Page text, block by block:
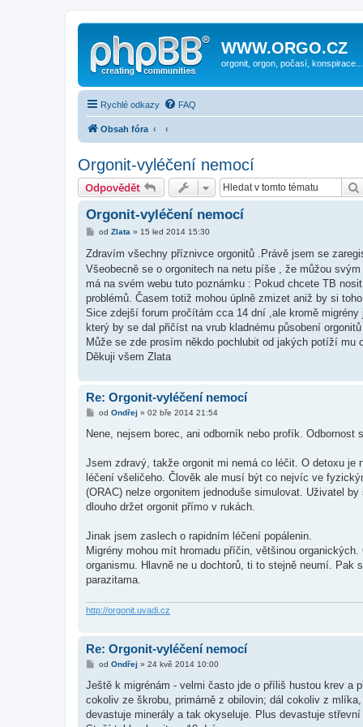
WWW.ORGO.CZ
orgonit, orgon, počasí, konspirace...
Rychlé odkazy FAQ
Obsah fóra
Orgonit-vyléčení nemocí
Odpovědět
Orgonit-vyléčení nemocí
P
í
s
p
ě
v
e
od Zlata » 15 led 2014 15:30
Zdravím všechny příznivce orgonitů .Právě jsem se
Všeobecně se o orgonitech na netu píše , že můžou
má na svém webu tuto poznámku : Pokud chcete TB
problémů. Časem totiž mohou úplně zmizet aniž by si
Sice zdejší forum pročítám cca 14 dní ,ale kromě
který by se dal přičíst na vrub kladnému působení
Může se zde prosím někdo pochlubit od jakých potíží mu
Děkuji všem Zlata
Re: Orgonit-vyléčení nemocí
P
í
ě
e
k
od Ondřej » 02 bře 2014 21:54
Nene, nejsem borec, ani odborník nebo profík. Odbornost
Jsem zdravý, takže orgonit mi nemá co léčit. O detoxu
léčení všeličeho. Člověk ale musí být co nejvíc ve
(ORAC) nelze orgonitem jednoduše simulovat. Uživatel
dlouho držet orgonit přímo v rukách.
Jinak jsem zaslech o rapidním léčení popálenin.
Migrény mohou mít hromadu příčin, většinou
organismu. Hlavně ne u dochtorů, ti to stejně neumí.
parazitama.
http://orgonit.uvadi.cz
Re: Orgonit-vyléčení nemocí
P
í
p
ě
od Ondřej » 24 kvě 2014 10:00
Ještě k migrénám - velmi často jde o příliš hustou krev a
cokoliv ze škrobu, primárně z obilovin; dál cokoliv z
devastuje minerály a tak okyseluje. Plus devastuje